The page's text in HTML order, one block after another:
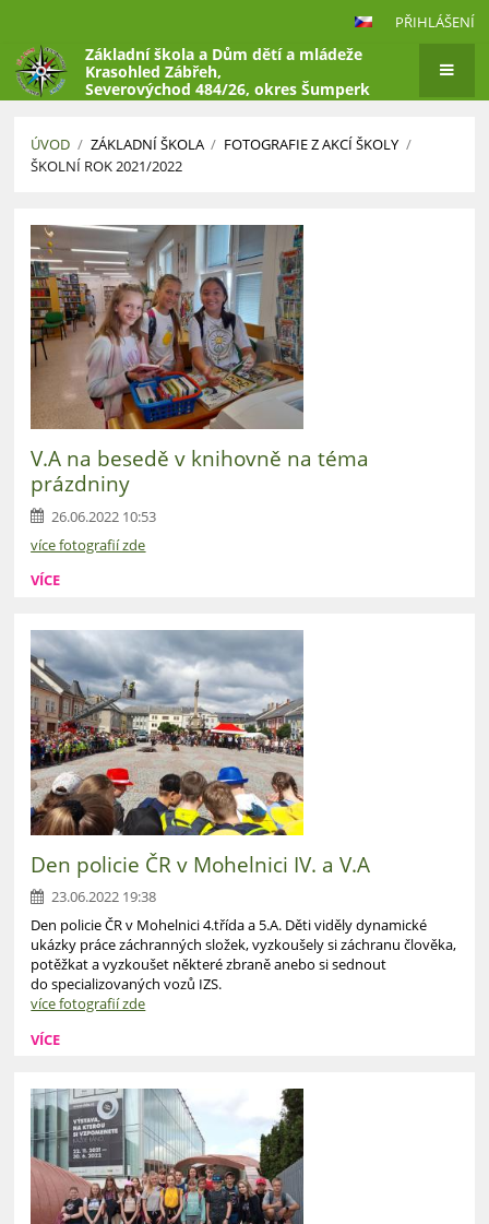
PŘIHLÁŠENÍ
Základní škola a Dům dětí a mládeže
Krasohled Zábřeh,
Severovýchod 484/26, okres Šumperk
ÚVOD / ZÁKLADNÍ ŠKOLA / FOTOGRAFIE Z AKCÍ ŠKOLY /
ŠKOLNÍ ROK 2021/2022
Školní
rok
2021/2022
V.A na besedě v knihovně na téma
prázdniny
26.06.2022 10:53
více fotografií zde
VÍCE
Den policie ČR v Mohelnici IV. a V.A
23.06.2022 19:38
Den policie ČR v Mohelnici 4.třída a 5.A. Děti viděly dynamické
ukázky práce záchranných složek, vyzkoušely si záchranu člověka,
potěžkat a vyzkoušet některé zbraně anebo si sednout
do specializovaných vozů IZS.
více fotografií zde
VÍCE